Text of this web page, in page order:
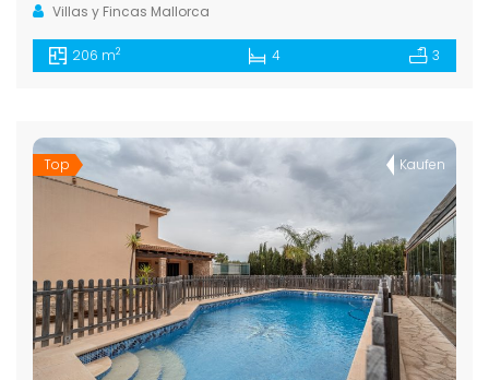
Villas y Fincas Mallorca
206 m2 4 3
Top Kaufen